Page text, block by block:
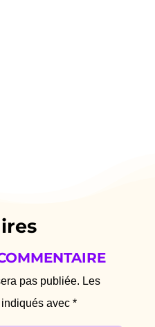
pas publiée. Les
avec *